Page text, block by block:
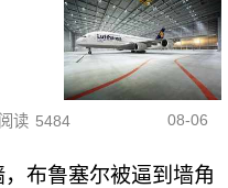
阅读 5484 08-06
布鲁塞尔被逼到墙角